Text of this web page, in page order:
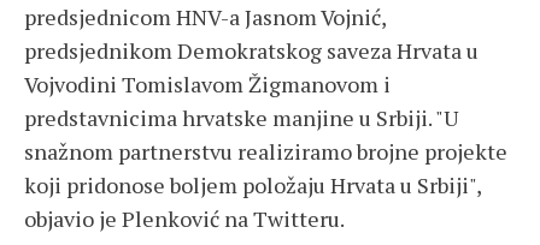
predsjednicom HNV-a Jasnom Vojnić,
predsjednikom Demokratskog saveza Hrvata u
Vojvodini Tomislavom Žigmanovom i
predstavnicima hrvatske manjine u Srbiji. "U
snažnom partnerstvu realiziramo brojne projekte
koji pridonose boljem položaju Hrvata u Srbiji",
objavio je Plenković na Twitteru.